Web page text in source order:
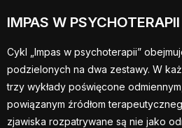
IMPAS W
Cykl „Impas w psychoterapii”
podzielonych na dwa zestawy. W
trzy wykłady poświęcone
powiązanym źródłom
zjawiska rozpatrywane są nie jako